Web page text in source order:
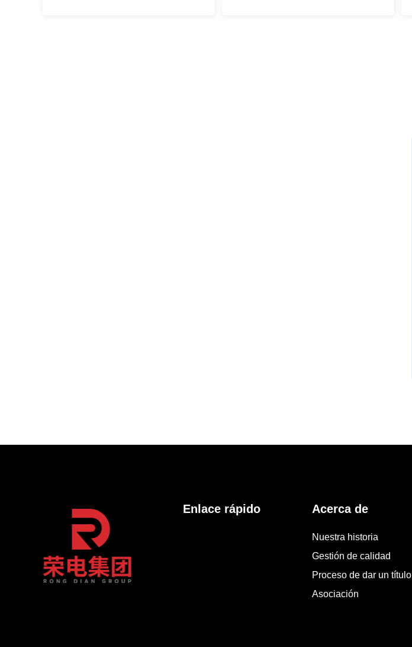
Enlace rápido Acerca de
Nuestra historia
Gestión de calidad
Proceso de dar un título
Asociación